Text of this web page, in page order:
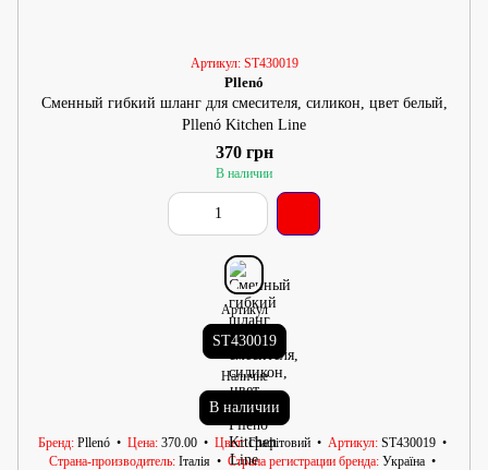
Артикул: ST430019
Pllenó
Сменный гибкий шланг для смесителя, силикон, цвет белый,
Pllenó Kitchen Line
370 грн
В наличии
Артикул
ST430019
Наличие
В наличии
Бренд Pllenó Цена 370.00 Цвет Графітовий Артикул ST430019
Страна-производитель Італія Страна регистрации бренда Україна